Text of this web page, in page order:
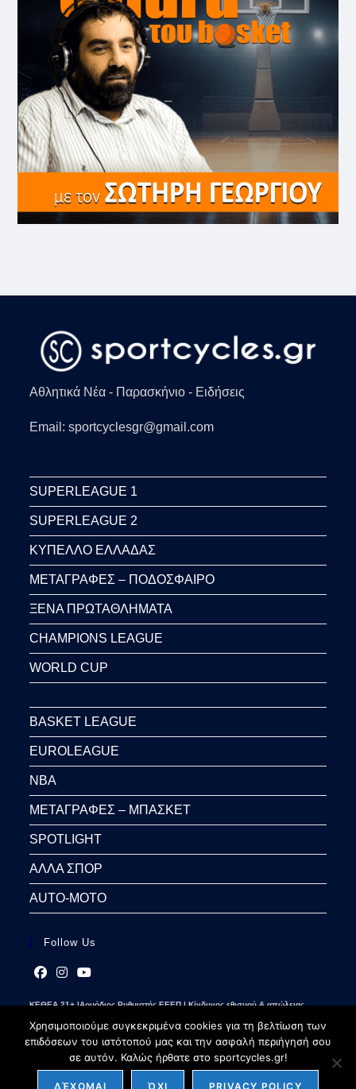
Αθλητικά Νέα - Παρασκήνιο - Ειδήσεις
Email: sportcyclesgr@gmail.com
SUPERLEAGUE 1
SUPERLEAGUE 2
ΚΥΠΕΛΛΟ ΕΛΛΑΔΑΣ
ΜΕΤΑΓΡΑΦΕΣ – ΠΟΔΟΣΦΑΙΡΟ
ΞΕΝΑ ΠΡΩΤΑΘΛΗΜΑΤΑ
CHAMPIONS LEAGUE
WORLD CUP
BASKET LEAGUE
EUROLEAGUE
NBA
ΜΕΤΑΓΡΑΦΕΣ – ΜΠΑΣΚΕΤ
SPOTLIGHT
ΑΛΛΑ ΣΠΟΡ
AUTO-MOTO
Follow Us
in
a
new
in
a
new
tab
in
a
new
tab
ΚΕΘΕΑ 21+ |Αρμόδιος Ρυθμιστής ΕΕΕΠ | Κίνδυνος εθισμού & απώλειας
Χρησιμοποιούμε συγκεκριμένα cookies για τη βελτίωση των
επιδόσεων του ιστότοπού μας και την ασφαλή περιήγησή σου
σε αυτόν. Καλώς ήρθατε στο sportcycles.gr!
ΔΈΧΟΜΑΙ ΌΧΙ PRIVACY POLICY